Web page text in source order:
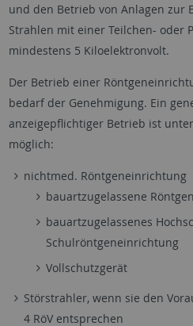
und den Betrieb von Anlagen zur
Strahlen mit einer Teilchen- oder
mindestens 5 Kiloelektronvolt.
Der Betrieb einer
bedarf der Genehmigung. Ein
anzeigepflichtiger Betrieb ist
möglich:
nichtmed. Röntgeneinrichtung
bauartzugelassene
bauartzugelassenes
Schulröntgeneinrichtung
Vollschutzgerät
Störstrahler, wenn sie den
4 RöV entsprechen